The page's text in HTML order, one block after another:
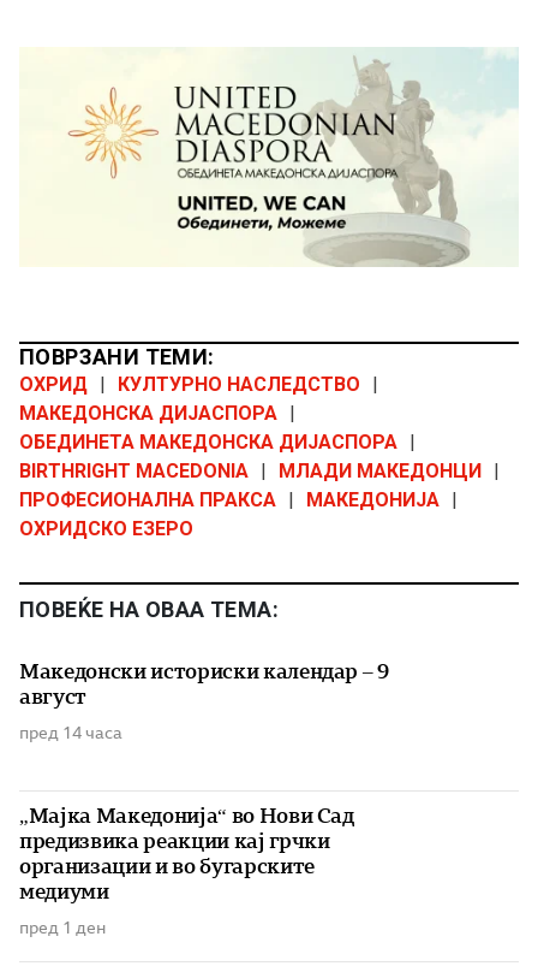
ПОВРЗАНИ ТЕМИ:
ОХРИД КУЛТУРНО НАСЛЕДСТВО
МАКЕДОНСКА ДИЈАСПОРА
ОБЕДИНЕТА МАКЕДОНСКА ДИЈАСПОРА
BIRTHRIGHT MACEDONIA
МЛАДИ МАКЕДОНЦИ
ПРОФЕСИОНАЛНА ПРАКСА
МАКЕДОНИЈА
ОХРИДСКО ЕЗЕРО
ПОВЕЌЕ НА ОВАА ТЕМА:
Македонски историски календар – 9
август
пред 14 часа
„Мајка Македонија“ во Нови Сад
предизвика реакции кај грчки
организации и во бугарските
медиуми
пред 1 ден